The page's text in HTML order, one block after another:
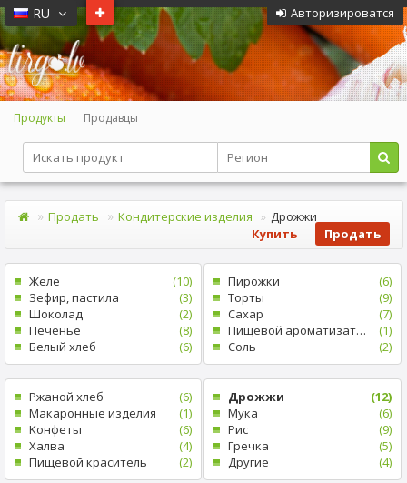
Авторизироватся
RU
Продукты Продавцы
Продать Кондитерские изделия
Дрожжи
Продать
Купить
Желе
(10)
Зефир, пастила
(3)
Шоколад
(2)
Печенье
(8)
Белый xлеб
(6)
Пирожки
(6)
Tорты
(9)
Cахар
(7)
Пищевой ароматизатор
(1)
Cоль
(2)
Pжаной хлеб
(6)
Mакаронные изделия
(1)
Kонфеты
(6)
Xалва
(4)
Пищевой краситель
(2)
Дрожжи
(12)
Mука
(6)
Рис
(9)
Гречка
(5)
Другие
(4)